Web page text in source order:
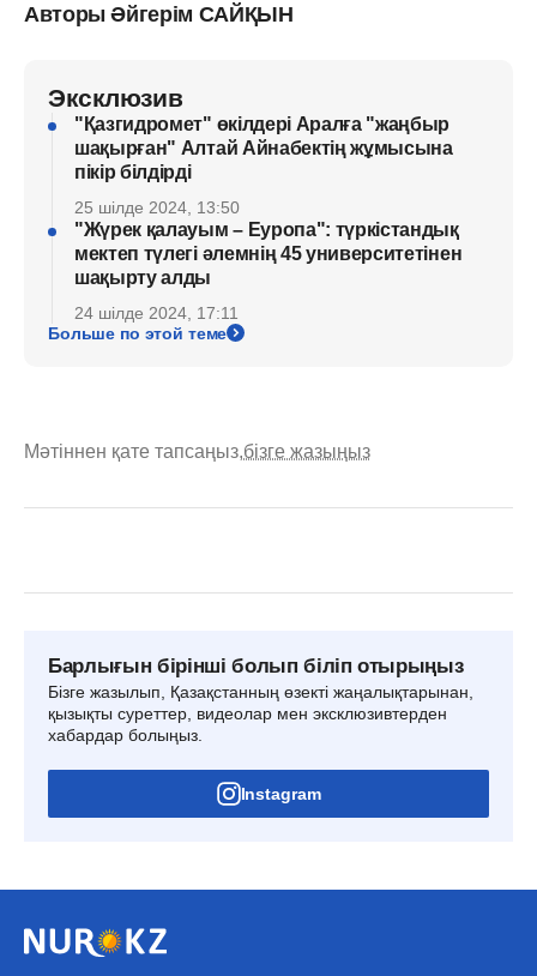
Авторы Әйгерім САЙҚЫН
Эксклюзив
"Қазгидромет" өкілдері Аралға "жаңбыр
шақырған" Алтай Айнабектің жұмысына
пікір білдірді
25 шілде 2024, 13:50
"Жүрек қалауым – Еуропа": түркістандық
мектеп түлегі әлемнің 45 университетінен
шақырту алды
24 шілде 2024, 17:11
Больше по этой теме
Мәтіннен қате тапсаңыз,бізге жазыңыз
Барлығын бірінші болып біліп отырыңыз
Бізге жазылып, Қазақстанның өзекті жаңалықтарынан,
қызықты суреттер, видеолар мен эксклюзивтерден
хабардар болыңыз.
Instagram